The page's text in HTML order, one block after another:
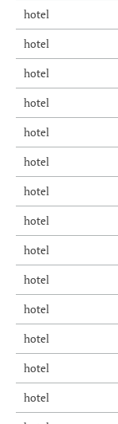
hotel
hotel
hotel
hotel
hotel
hotel
hotel
hotel
hotel
hotel
hotel
hotel
hotel
hotel